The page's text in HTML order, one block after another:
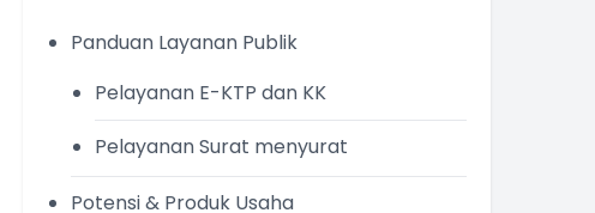
Panduan Layanan Publik
Pelayanan E-KTP dan KK
Pelayanan Surat menyurat
Potensi & Produk Usaha